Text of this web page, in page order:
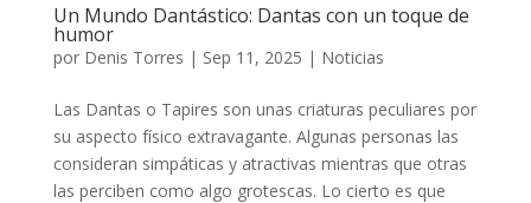
Un Mundo Dantástico: Dantas con un toque de
humor
por Denis Torres | Sep 11, 2025 | Noticias
Las Dantas o Tapires son unas criaturas peculiares por
su aspecto físico extravagante. Algunas personas las
consideran simpáticas y atractivas mientras que otras
las perciben como algo grotescas. Lo cierto es que